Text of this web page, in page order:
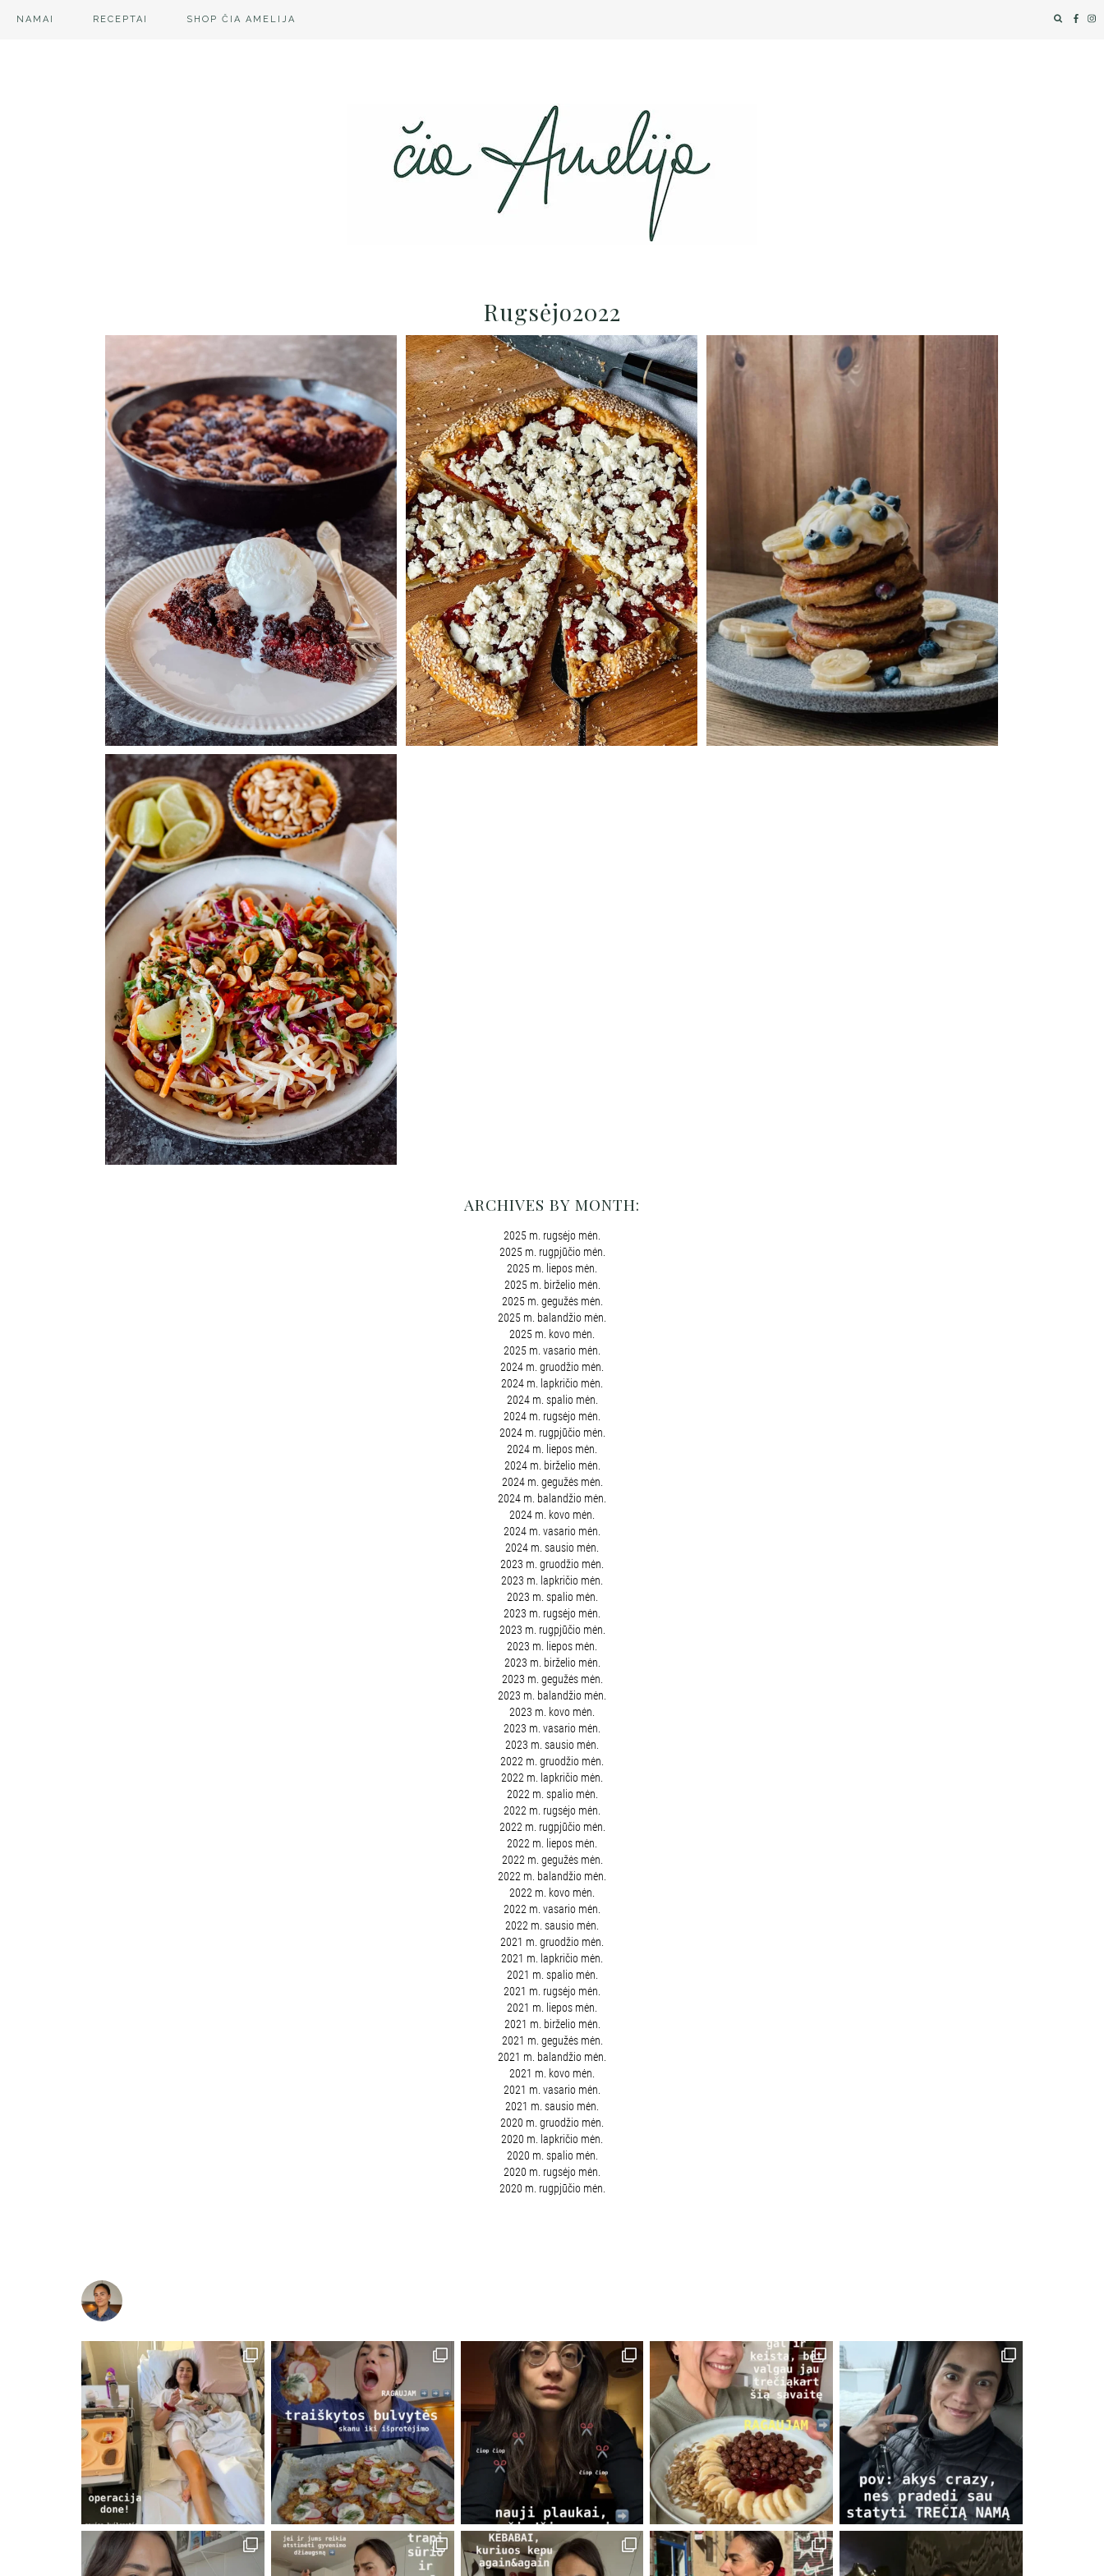
NAMAI RECEPTAI SHOP ČIA AMELIJA
Rugsėjo2022
ARCHIVES BY MONTH:
2025 m. rugsėjo mėn.
2025 m. rugpjūčio mėn.
2025 m. liepos mėn.
2025 m. birželio mėn.
2025 m. gegužės mėn.
2025 m. balandžio mėn.
2025 m. kovo mėn.
2025 m. vasario mėn.
2024 m. gruodžio mėn.
2024 m. lapkričio mėn.
2024 m. spalio mėn.
2024 m. rugsėjo mėn.
2024 m. rugpjūčio mėn.
2024 m. liepos mėn.
2024 m. birželio mėn.
2024 m. gegužės mėn.
2024 m. balandžio mėn.
2024 m. kovo mėn.
2024 m. vasario mėn.
2024 m. sausio mėn.
2023 m. gruodžio mėn.
2023 m. lapkričio mėn.
2023 m. spalio mėn.
2023 m. rugsėjo mėn.
2023 m. rugpjūčio mėn.
2023 m. liepos mėn.
2023 m. birželio mėn.
2023 m. gegužės mėn.
2023 m. balandžio mėn.
2023 m. kovo mėn.
2023 m. vasario mėn.
2023 m. sausio mėn.
2022 m. gruodžio mėn.
2022 m. lapkričio mėn.
2022 m. spalio mėn.
2022 m. rugsėjo mėn.
2022 m. rugpjūčio mėn.
2022 m. liepos mėn.
2022 m. gegužės mėn.
2022 m. balandžio mėn.
2022 m. kovo mėn.
2022 m. vasario mėn.
2022 m. sausio mėn.
2021 m. gruodžio mėn.
2021 m. lapkričio mėn.
2021 m. spalio mėn.
2021 m. rugsėjo mėn.
2021 m. liepos mėn.
2021 m. birželio mėn.
2021 m. gegužės mėn.
2021 m. balandžio mėn.
2021 m. kovo mėn.
2021 m. vasario mėn.
2021 m. sausio mėn.
2020 m. gruodžio mėn.
2020 m. lapkričio mėn.
2020 m. spalio mėn.
2020 m. rugsėjo mėn.
2020 m. rugpjūčio mėn.